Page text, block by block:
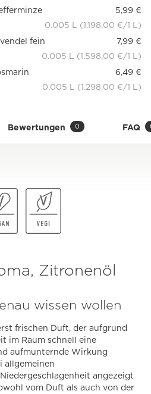
5,99 €
0.005 L (1.198,00 €/1 L)
fein
7,99 €
0.005 L (1.598,00 €/1 L)
6,49 €
0.005 L (1.298,00 €/1 L)
Bewertungen 0 FAQ
Zitronenöl
wissen wollen
frischen Duft, der aufgrund
im Raum schnell eine
aufmunternde Wirkung
allgemeinen
angezeigt
vom Duft als auch von der